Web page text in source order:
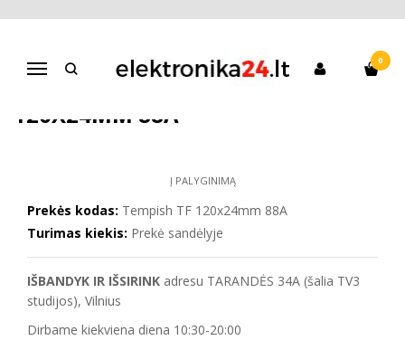
Navigacija
0
Pagrindinis Paspirtukai
Triukinių paspirtukų atsarginės dalys
PASPIRTUKO RATUKAS TEMPISH TF
120X24MM 88A
Į PALYGINIMĄ
Prekės kodas: Tempish TF 120x24mm 88A
Turimas kiekis: Prekė sandėlyje
IŠBANDYK IR IŠSIRINK adresu TARANDĖS 34A (šalia TV3
studijos), Vilnius
Dirbame kiekviena diena 10:30-20:00